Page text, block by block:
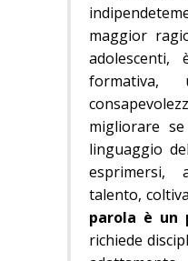
maggior
adolescenti,
migliorare
linguaggio
esprimersi,
talento,
parola è un
richiede